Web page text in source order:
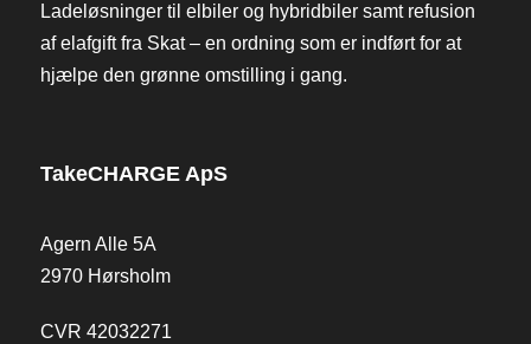
Ladeløsninger til elbiler og hybridbiler samt refusion
af elafgift fra Skat – en ordning som er indført for at
hjælpe den grønne omstilling i gang.
TakeCHARGE ApS
Agern Alle 5A
2970 Hørsholm
CVR 42032271